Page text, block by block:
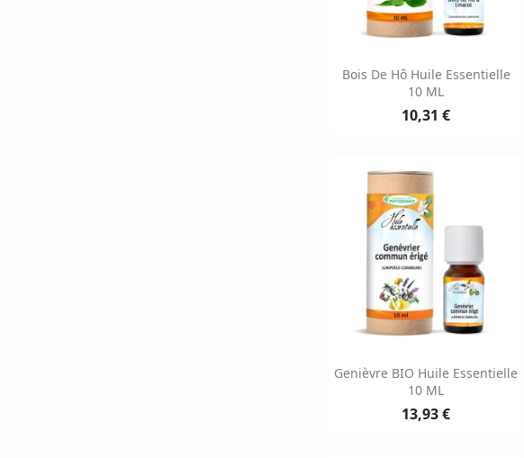
 Aperçu rapide
Bois De Hô Huile Essentielle
10 ML
10,31 €
Aperçu rapide
Genièvre BIO Huile Essentielle
10 ML
13,93 €